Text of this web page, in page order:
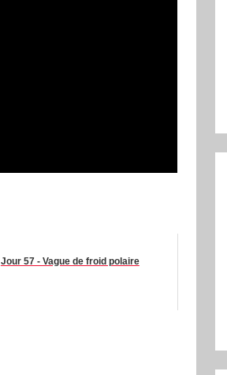
Jour 57 - Vague de froid polaire